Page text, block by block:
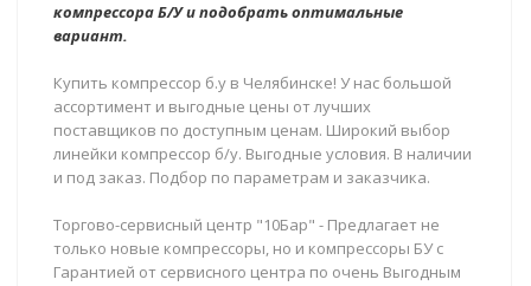
компрессора Б/У и подобрать оптимальные
вариант.
Купить компрессор б.у в Челябинске! У нас большой
ассортимент и выгодные цены от лучших
поставщиков по доступным ценам. Широкий выбор
линейки компрессор б/у. Выгодные условия. В наличии
и под заказ. Подбор по параметрам и заказчика.
Торгово-сервисный центр "10Бар" - Предлагает не
только новые компрессоры, но и компрессоры БУ с
Гарантией от сервисного центра по очень Выгодным